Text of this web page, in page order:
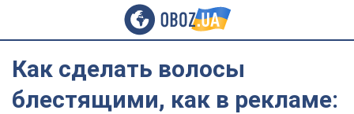
Как сделать волосы
блестящими, как в рекламе: